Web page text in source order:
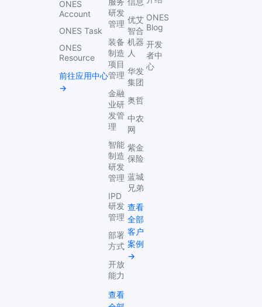
ONES
Account
ONES Task
ONES
Resource
前往应用中心
→
研发
管理
装备
制造
项目
管理
金融
业研
发管
理
智能
制造
研发
管理
IPD
研发
管理
部署
方式
开放
能力
查看
优艾
智合
机器
人
华发
集团
奥哲
中农
网
紫金
保险
蓝城
兄弟
查看
全部
客户
案例
→
ONES
Blog
开发
者中
心